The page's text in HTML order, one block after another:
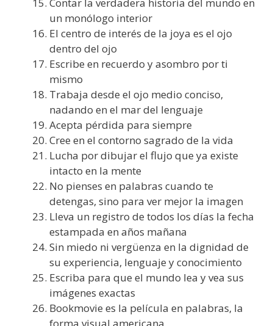
Contar la verdadera historia del mundo en
un monólogo interior
El centro de interés de la joya es el ojo
dentro del ojo
Escribe en recuerdo y asombro por ti
mismo
Trabaja desde el ojo medio conciso,
nadando en el mar del lenguaje
Acepta pérdida para siempre
Cree en el contorno sagrado de la vida
Lucha por dibujar el flujo que ya existe
intacto en la mente
No pienses en palabras cuando te
detengas, sino para ver mejor la imagen
Lleva un registro de todos los días la fecha
estampada en años mañana
Sin miedo ni vergüenza en la dignidad de
su experiencia, lenguaje y conocimiento
Escriba para que el mundo lea y vea sus
imágenes exactas
Bookmovie es la película en palabras, la